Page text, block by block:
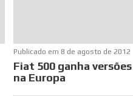
Publicado em 8 de agosto de 2012
Fiat 500 ganha
na Europa